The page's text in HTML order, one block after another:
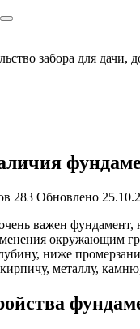
забора для дачи,
283 Обновлено
важен фундамент,
окружающим
ниже
кирпичу, металлу,